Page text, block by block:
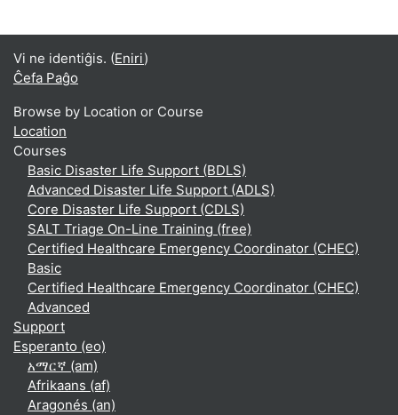
Vi ne identiĝis. (Eniri)
Ĉefa Paĝo
Browse by Location or Course
Location
Courses
Basic Disaster Life Support (BDLS)
Advanced Disaster Life Support (ADLS)
Core Disaster Life Support (CDLS)
SALT Triage On-Line Training (free)
Certified Healthcare Emergency Coordinator (CHEC)
Basic
Certified Healthcare Emergency Coordinator (CHEC)
Advanced
Support
Esperanto ‎(eo)‎
አማርኛ ‎(am)‎
Afrikaans ‎(af)‎
Aragonés ‎(an)‎